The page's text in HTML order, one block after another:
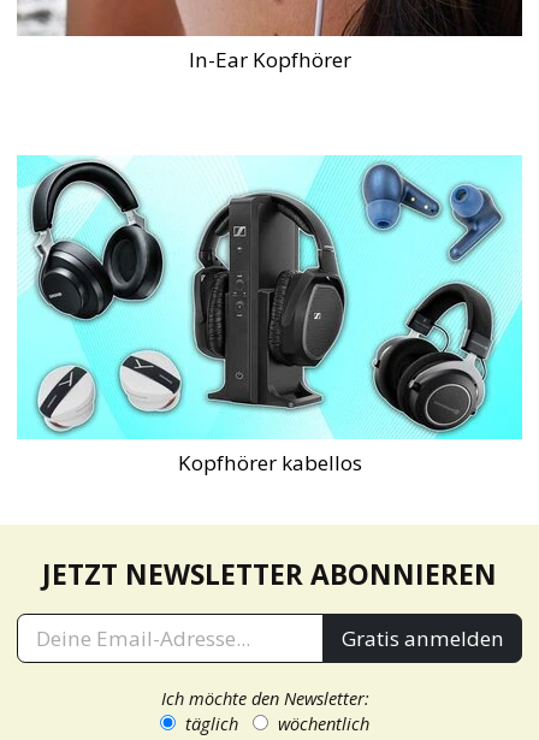
In-Ear Kopfhörer
Kopfhörer kabellos
JETZT NEWSLETTER ABONNIEREN
Gratis anmelden
Ich möchte den Newsletter:
täglich
wöchentlich